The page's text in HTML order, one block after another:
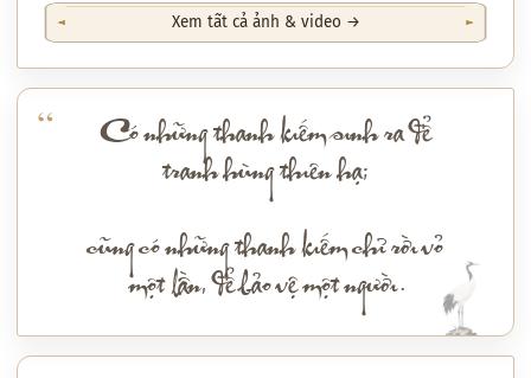
Xem tất cả ảnh & video →
Có những thanh kiếm sinh ra để
tranh hùng thiên hạ;
cũng có những thanh kiếm chỉ rời vỏ
một lần, để bảo vệ một người.